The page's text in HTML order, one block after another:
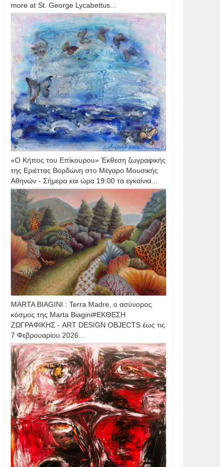
more at St. George Lycabettus...
«Ο Κήπος του Επίκουρου» Έκθεση ζωγραφικής
της Εριέττας Βορδώνη στο Μέγαρο Μουσικής
Αθηνών - Σήμερα και ώρα 19:00 τα εγκαίνια...
MARTA BIAGINI : Terra Madre, ο ασύνορος
κόσμος της Marta Biagini#ΕΚΘΕΣΗ
ΖΩΓΡΑΦΙΚΗΣ - ART DESIGN OBJECTS έως τις
7 Φεβρουαρίου 2026...